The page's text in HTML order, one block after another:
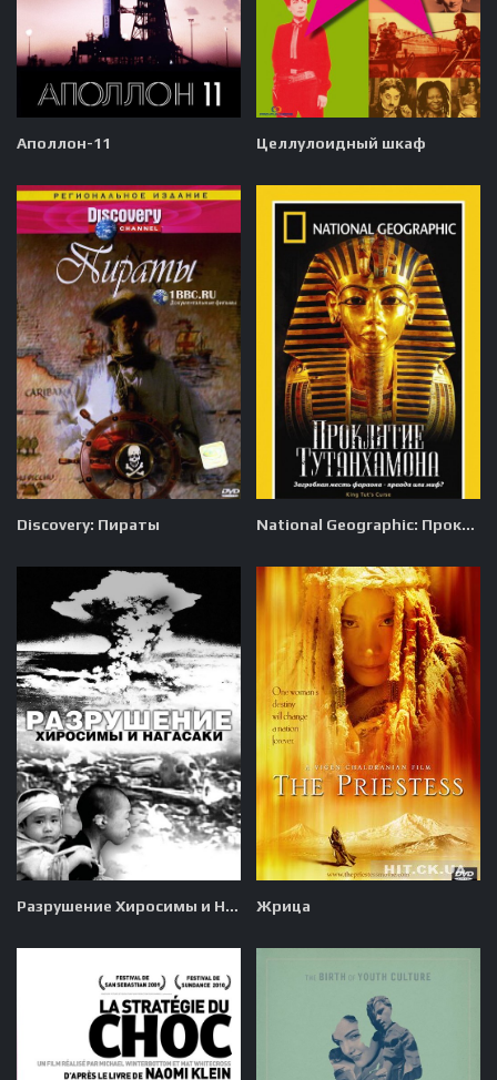
Аполлон-11 Целлулоидный шкаф
Discovery: Пираты National Geographic: Проклятие Тутанхамона
Разрушение Хиросимы и Нагасаки Жрица